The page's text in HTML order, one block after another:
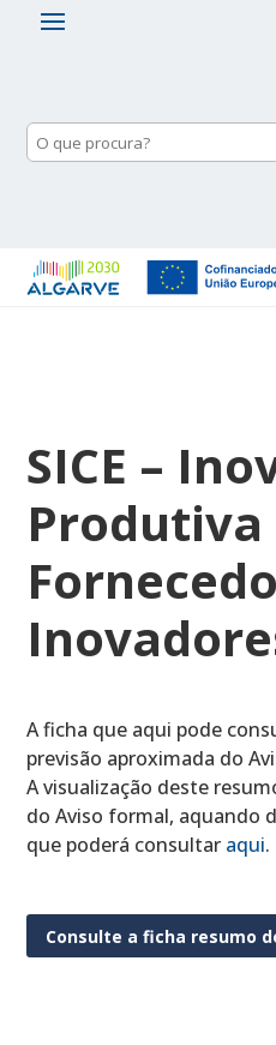
SICE –
Produtiva
A ficha que aqui pode
previsão aproximada do
A visualização deste
do Aviso formal, aquando
que poderá consultar aqui.
Consulte a ficha resumo